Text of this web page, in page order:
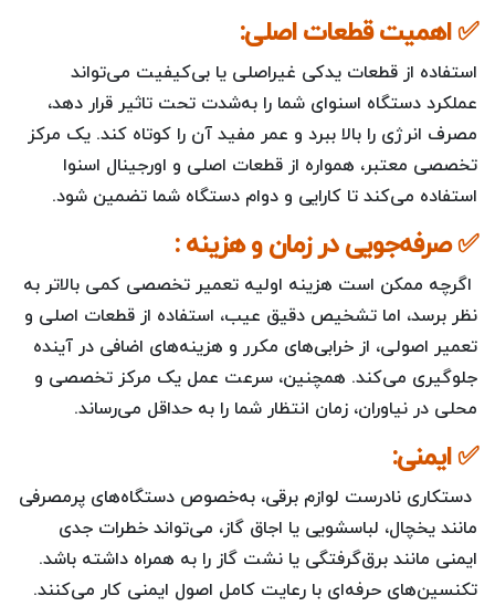
✅اهمیت قطعات اصلی:
استفاده از قطعات یدکی غیراصلی یا بی‌کیفیت می‌تواند
عملکرد دستگاه اسنوای شما را به‌شدت تحت تاثیر قرار دهد،
مصرف انرژی را بالا ببرد و عمر مفید آن را کوتاه کند. یک مرکز
تخصصی معتبر، همواره از قطعات اصلی و اورجینال اسنوا
استفاده می‌کند تا کارایی و دوام دستگاه شما تضمین شود.
✅صرفه‌جویی در زمان و هزینه :
اگرچه ممکن است هزینه اولیه تعمیر تخصصی کمی بالاتر به
نظر برسد، اما تشخیص دقیق عیب، استفاده از قطعات اصلی و
تعمیر اصولی، از خرابی‌های مکرر و هزینه‌های اضافی در آینده
جلوگیری می‌کند. همچنین، سرعت عمل یک مرکز تخصصی و
محلی در نیاوران، زمان انتظار شما را به حداقل می‌رساند.
✅ایمنی:
دستکاری نادرست لوازم برقی، به‌خصوص دستگاه‌های پرمصرفی
مانند یخچال، لباسشویی یا اجاق گاز، می‌تواند خطرات جدی
ایمنی مانند برق‌گرفتگی یا نشت گاز را به همراه داشته باشد.
تکنسین‌های حرفه‌ای با رعایت کامل اصول ایمنی کار می‌کنند.